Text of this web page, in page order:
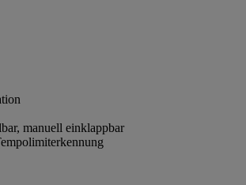
manuell einklappbar